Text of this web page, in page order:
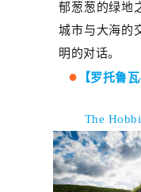
郁葱葱的绿地
城市与大海的
明的对话。
● 【罗托鲁
The